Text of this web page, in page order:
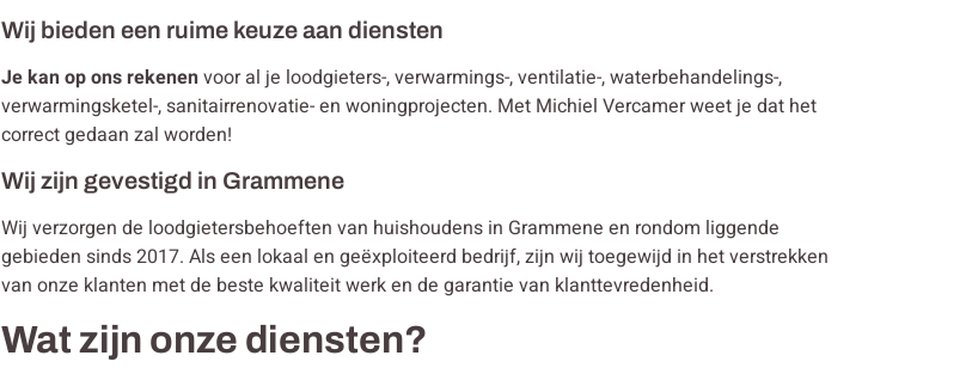
Wij bieden een ruime keuze aan diensten
Je kan op ons rekenenvoor al je loodgieters-, verwarmings-, ventilatie-, waterbehandelings-,
verwarmingsketel-, sanitairrenovatie- en woningprojecten. Met Michiel Vercamer weet je dat het
correct gedaan zal worden!
Wij zijn gevestigd in Grammene
Wij verzorgen de loodgietersbehoeften van huishoudens in Grammene en rondom liggende
gebieden sinds 2017. Als een lokaal en geëxploiteerd bedrijf, zijn wij toegewijd in het verstrekken
van onze klanten met de beste kwaliteit werk en de garantie van klanttevredenheid.
Wat zijn onze diensten?